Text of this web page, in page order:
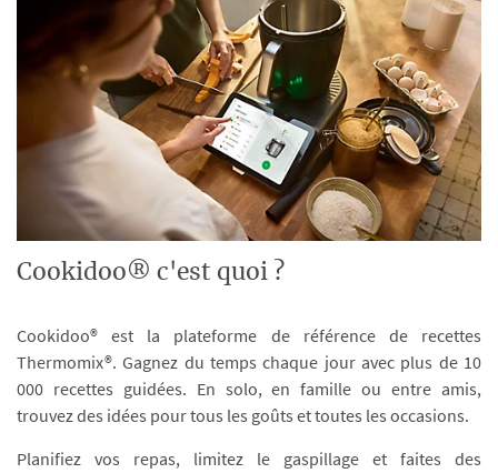
Cookidoo® c'est quoi ?
Cookidoo® est la plateforme de référence de recettes
Thermomix®. Gagnez du temps chaque jour avec plus de 10
000 recettes guidées. En solo, en famille ou entre amis,
trouvez des idées pour tous les goûts et toutes les occasions.
Planifiez vos repas, limitez le gaspillage et faites des